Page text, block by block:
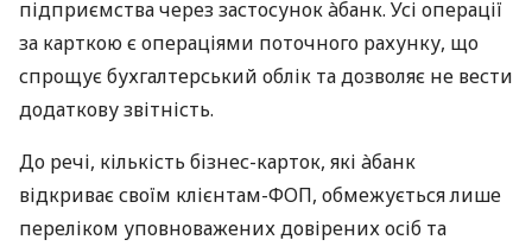
підприємства через застосунок àбанк. Усі операції
за карткою є операціями поточного рахунку, що
спрощує бухгалтерський облік та дозволяє не вести
додаткову звітність.
До речі, кількість бізнес-карток, які àбанк
відкриває своїм клієнтам-ФОП, обмежується лише
переліком уповноважених довірених осіб та